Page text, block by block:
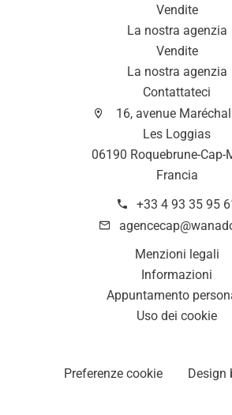
Vendite
La nostra agenzia
Vendite
La nostra agenzia
Contattateci
16, avenue
Les Loggias
06190 Roquebrune-Cap-
Francia
+33 4 93 35 95
Menzioni legali
Informazioni
Appuntamento
Uso dei cookie
Preferenze cookie Design